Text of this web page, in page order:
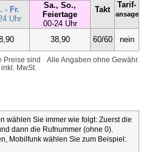
Takt
Tarif-
ansage
- Fr.
Uhr
Sa., So.,
Feiertage
00-24 Uhr
38,90 60/60 nein
Alle Angaben ohne Gewähr.
Preise sind
inkl. MwSt.
wählen Sie immer wie folgt: Zuerst die
dann die Rufnummer (ohne 0).
Mobilfunk wählen Sie zum Beispiel: